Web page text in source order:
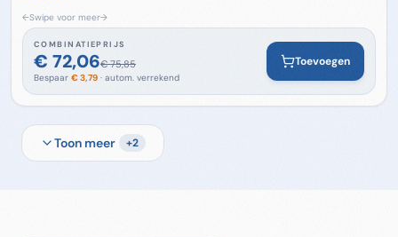
←Swipe voor meer→
COMBINATIEPRIJS
€ 72,06€ 75,85
Bespaar € 3,79 · autom. verrekend
Toevoegen
Toon meer +2